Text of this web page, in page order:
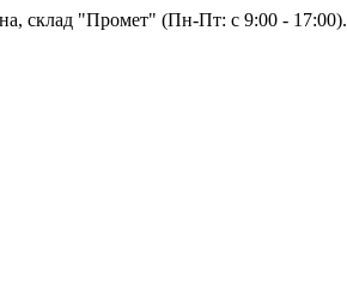
склад "Промет" (Пн-Пт: с 9:00 - 17:00).